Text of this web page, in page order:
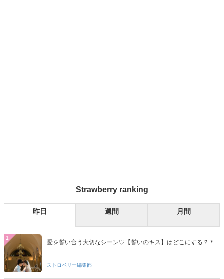
Strawberry ranking
昨日 週間 月間
1
愛を誓い合う大切なシーン♡【誓いのキス】はどこにする？＊
ストロベリー編集部